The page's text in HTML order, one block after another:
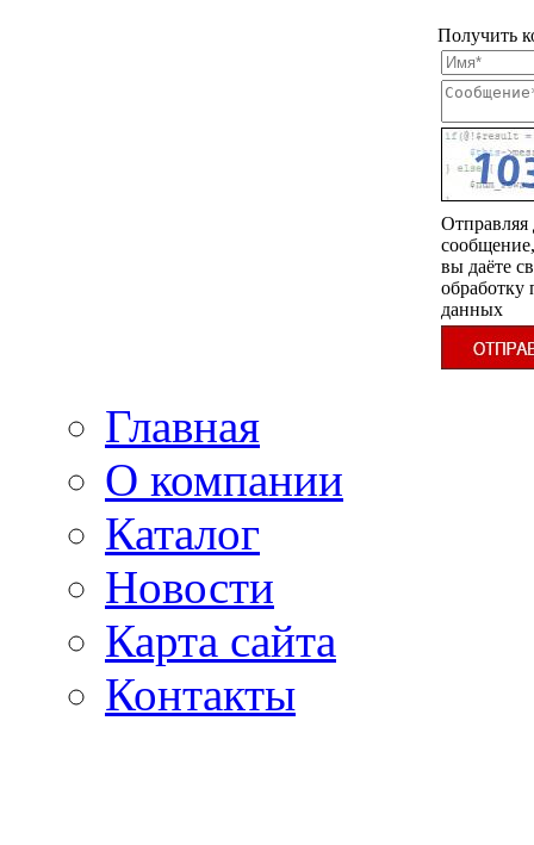
Получить
Отправляя
сообщение,
вы даёте
обработку
данных
Главная
О компании
Каталог
Новости
Карта сайта
Контакты